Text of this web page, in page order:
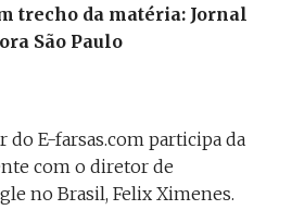
trecho da matéria: Jornal
São Paulo
do E-farsas.com participa da
com o diretor de
no Brasil, Felix Ximenes.